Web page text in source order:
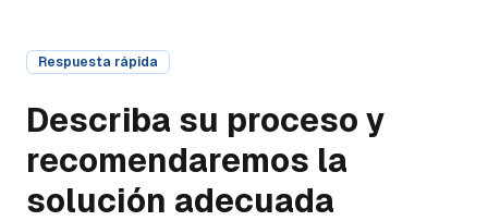
Respuesta rápida
Describa su proceso y
recomendaremos la
solución adecuada